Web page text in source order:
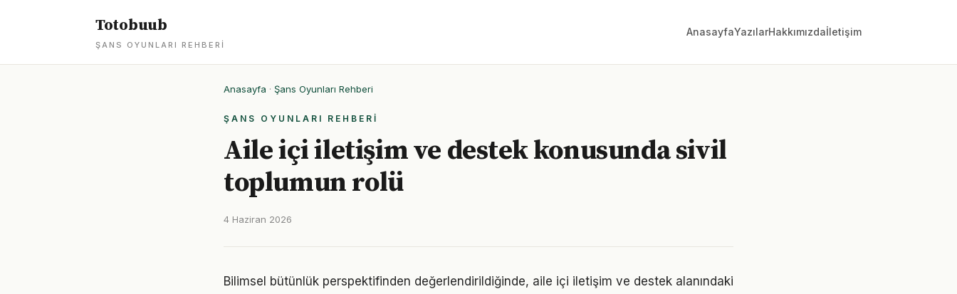
Totobuub
ŞANS OYUNLARI REHBERI
AnasayfaYazılarHakkımızdaİletişim
Anasayfa · Şans Oyunları Rehberi
ŞANS OYUNLARI REHBERI
Aile içi iletişim ve destek konusunda sivil
toplumun rolü
4 Haziran 2026
Bilimsel bütünlük perspektifinden değerlendirildiğinde, aile içi iletişim ve destek alanındaki